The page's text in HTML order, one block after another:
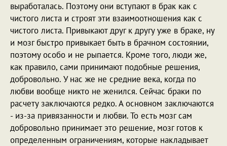
выработалась. Поэтому они вступают в брак как с
чистого листа и строят эти взаимоотношения как с
чистого листа. Привыкают друг к другу уже в браке, ну
и мозг быстро привыкает быть в брачном состоянии,
поэтому особо и не рыпается. Кроме того, люди же,
как правило, сами принимают подобные решения,
добровольно. У нас же не средние века, когда по
любви вообще никто не женился. Сейчас браки по
расчету заключаются редко. А основном заключаются
- из-за привязанности и любви. То есть мозг сам
добровольно принимает это решение, мозг готов к
определенным ограничениям, которые накладывает